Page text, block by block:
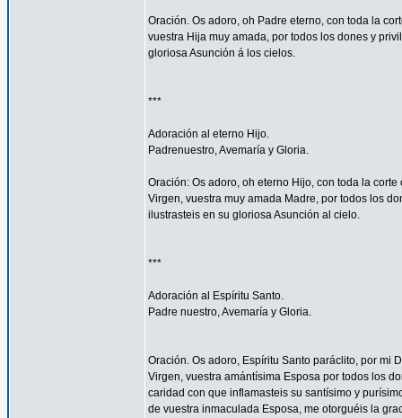
Oración. Os adoro, oh Padre eterno, con toda la
vuestra Hija muy amada, por todos los dones y
gloriosa Asunción á los cielos.
***
Adoración al eterno Hijo.
Padrenuestro, Avemaría y Gloria.
Oración: Os adoro, oh eterno Hijo, con toda la
Virgen, vuestra muy amada Madre, por todos los
ilustrasteis en su gloriosa Asunción al cielo.
***
Adoración al Espíritu Santo.
Padre nuestro, Avemaría y Gloria.
Oración. Os adoro, Espíritu Santo paráclito, por mi
Virgen, vuestra amántísima Esposa por todos los
caridad con que inflamasteis su santísimo y
de vuestra inmaculada Esposa, me otorguéis la